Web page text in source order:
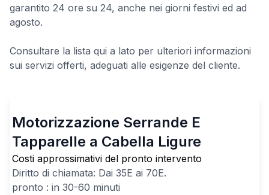
garantito 24 ore su 24, anche nei giorni festivi ed ad
agosto.
Consultare la lista qui a lato per ulteriori informazioni
sui servizi offerti, adeguati alle esigenze del cliente.
Motorizzazione Serrande E
Tapparelle a Cabella Ligure
Costi approssimativi del pronto intervento
Diritto di chiamata: Dai 35E ai 70E.
pronto : in 30-60 minuti